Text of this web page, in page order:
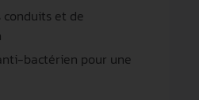
et de
bactérien pour une